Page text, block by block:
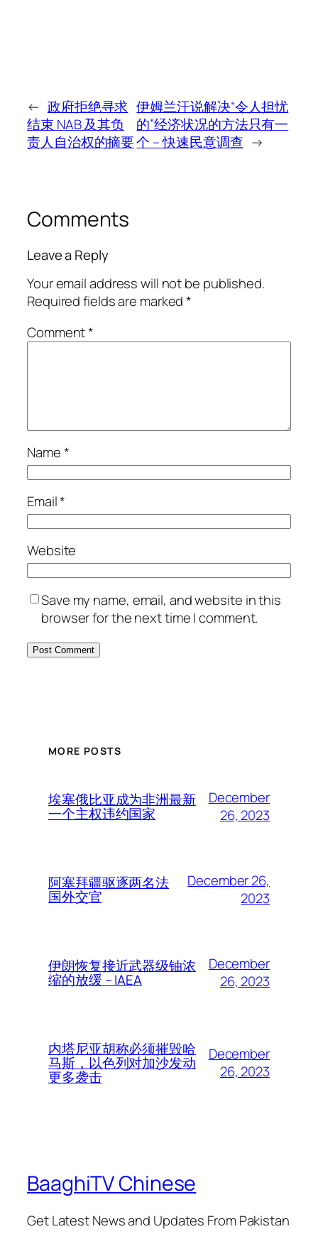
← 政府拒绝寻求
结束 NAB 及其负
责人自治权的摘要
伊姆兰汗说解决“令人担忧
的”经济状况的方法只有一
个 – 快速民意调查 →
Comments
Leave a Reply
Your email address will not be published.
Required fields are marked*
Comment*
Name*
Email*
Website
Save my name, email, and website in this
browser for the next time I comment.
MORE POSTS
埃塞俄比亚成为非洲最新
一个主权违约国家
December
26, 2023
阿塞拜疆驱逐两名法
国外交官
December 26,
2023
伊朗恢复接近武器级铀浓
缩的放缓 – IAEA
December
26, 2023
内塔尼亚胡称必须摧毁哈
马斯，以色列对加沙发动
更多袭击
December
26, 2023
BaaghiTV Chinese
Get Latest News and Updates From Pakistan